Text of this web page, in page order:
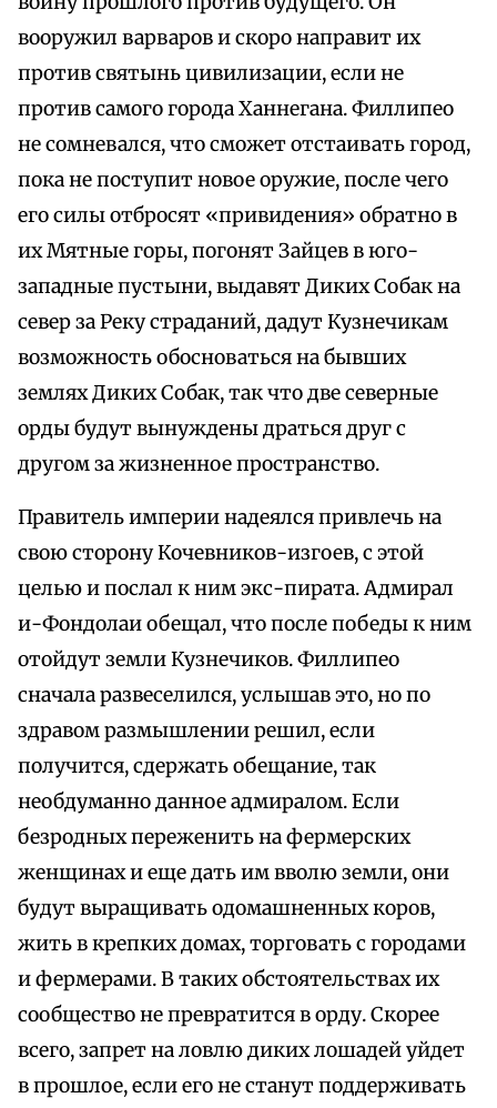
вооружил варваров и скоро направит их
против святынь цивилизации, если не
против самого города Ханнегана. Филлипео
не сомневался, что сможет отстаивать город,
пока не поступит новое оружие, после чего
его силы отбросят «привидения» обратно в
их Мятные горы, погонят Зайцев в юго-
западные пустыни, выдавят Диких Собак на
север за Реку страданий, дадут Кузнечикам
возможность обосноваться на бывших
землях Диких Собак, так что две северные
орды будут вынуждены драться друг с
другом за жизненное пространство.
Правитель империи надеялся привлечь на
свою сторону Кочевников-изгоев, с этой
целью и послал к ним экс-пирата. Адмирал
и-Фондолаи обещал, что после победы к ним
отойдут земли Кузнечиков. Филлипео
сначала развеселился, услышав это, но по
здравом размышлении решил, если
получится, сдержать обещание, так
необдуманно данное адмиралом. Если
безродных переженить на фермерских
женщинах и еще дать им вволю земли, они
будут выращивать одомашненных коров,
жить в крепких домах, торговать с городами
и фермерами. В таких обстоятельствах их
сообщество не превратится в орду. Скорее
всего, запрет на ловлю диких лошадей уйдет
в прошлое, если его не станут поддерживать